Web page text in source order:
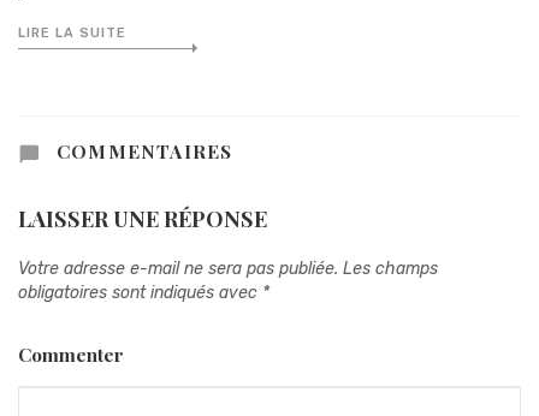
LIRE LA SUITE
COMMENTAIRES
LAISSER UNE RÉPONSE
Votre adresse e-mail ne sera pas publiée. Les champs
obligatoires sont indiqués avec *
Commenter